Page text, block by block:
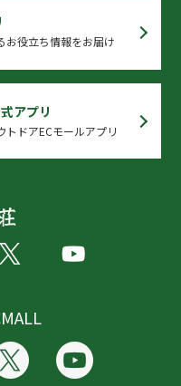
お役立ち情報をお届け
アプリ
トドアECモールアプリ